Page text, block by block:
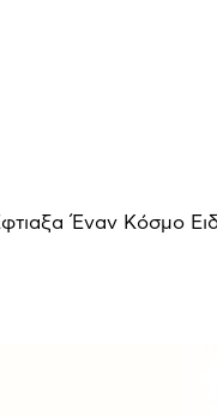
Έναν Κόσμο